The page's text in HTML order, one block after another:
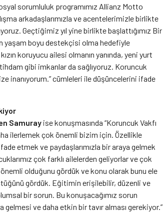
sorumluluk programımız Allianz Motto
arkadaşlarımızla ve acentelerimizle birlikte
Geçtiğimiz yıl yine birlikte başlattığımız Bir
yaşam boyu destekçisi olma hedefiyle
koruyucu ailesi olmanın yanında, yeni yurt
gibi imkanlar da sağlıyoruz. Koruncuk
inanıyorum.” cümleleri ile düşüncelerini ifade
Samuray ise konuşmasında “Koruncuk Vakfı
ilerlemek çok önemli bizim için. Özellikle
etmek ve paydaşlarımızla bir araya gelmek
çok farklı ailelerden geliyorlar ve çok
olduğunu gördük ve konu olarak bunu ele
gördük. Eğitimin erişilebilir, düzenli ve
bir sorun. Bu konuşacağımız sorun
ve daha etkin bir tavır alması gerekiyor.”